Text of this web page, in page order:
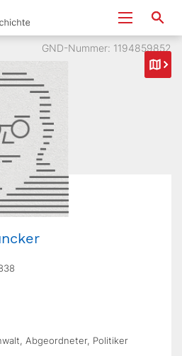
GND-Nummer: 1194859852
Abgeordneter, Politiker